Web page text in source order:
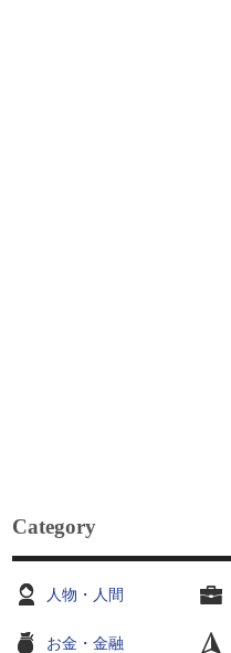
Category
人物・人間
お金・金融